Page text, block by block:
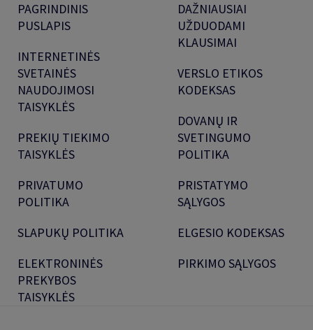
PAGRINDINIS
PUSLAPIS
INTERNETINĖS
SVETAINĖS
NAUDOJIMOSI
TAISYKLĖS
PREKIŲ TIEKIMO
TAISYKLĖS
PRIVATUMO
POLITIKA
SLAPUKŲ POLITIKA
ELEKTRONINĖS
PREKYBOS
TAISYKLĖS
DAŽNIAUSIAI
UŽDUODAMI
KLAUSIMAI
VERSLO ETIKOS
KODEKSAS
DOVANŲ IR
SVETINGUMO
POLITIKA
PRISTATYMO
SĄLYGOS
ELGESIO KODEKSAS
PIRKIMO SĄLYGOS